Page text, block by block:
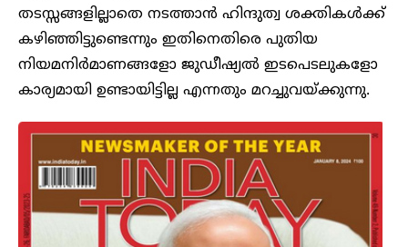
തടസ്സങ്ങളില്ലാതെ നടത്താൻ ഹിന്ദുത്വ ശക്തികൾക്ക്
കഴിഞ്ഞിട്ടുണ്ടെന്നും ഇതിനെതിരെ പുതിയ
നിയമനിർമാണങ്ങളോ ജുഡീഷ്യൽ ഇടപെടലുകളോ
കാര്യമായി ഉണ്ടായിട്ടില്ല എന്നതും മറച്ചുവയ്ക്കുന്നു.